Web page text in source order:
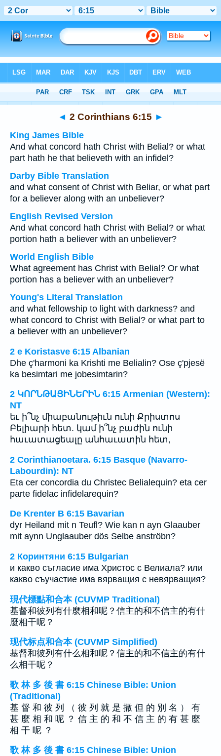
> 2 Corinthians 6:15
◄ 2 Corinthians 6:15 ►
King James Bible
And what concord hath Christ with Belial? or what
part hath he that believeth with an infidel?
Darby Bible Translation
and what consent of Christ with Beliar, or what part
for a believer along with an unbeliever?
English Revised Version
And what concord hath Christ with Belial? or what
portion hath a believer with an unbeliever?
World English Bible
What agreement has Christ with Belial? Or what
portion has a believer with an unbeliever?
Young's Literal Translation
and what fellowship to light with darkness? and
what concord to Christ with Belial? or what part to
a believer with an unbeliever?
2 e Koristasve 6:15 Albanian
Dhe ç'harmoni ka Krishti me Belialin? Ose ç'pjesë
ka besimtari me jobesimtarin?
2 ԿՈՐՆԹԱՑԻՆԵՐԻՆ 6:15 Armenian (Western):
NT
եւ ի՞նչ միաբանութիւն ունի Քրիստոս
Բելիարի հետ. կամ ի՞նչ բաժին ունի
հաւատացեալը անհաւատին հետ,
2 Corinthianoetara. 6:15 Basque (Navarro-
Labourdin): NT
Eta cer concordia du Christec Belialequin? eta cer
parte fidelac infidelarequin?
De Krenter B 6:15 Bavarian
dyr Heiland mit n Teufl? Wie kan n ayn Glaauber
mit aynn Unglaauber dös Selbe anströbn?
2 Коринтяни 6:15 Bulgarian
и какво съгласие има Христос с Велиала? или
какво съучастие има вярващия с невярващия?
現代標點和合本 (CUVMP Traditional)
基督和彼列有什麼相和呢？信主的和不信主的有什
麼相干呢？
现代标点和合本 (CUVMP Simplified)
基督和彼列有什么相和呢？信主的和不信主的有什
么相干呢？
歌 林 多 後 書 6:15 Chinese Bible: Union
(Traditional)
基 督 和 彼 列 （ 彼 列 就 是 撒 但 的 別 名 ） 有
甚 麼 相 和 呢 ？ 信 主 的 和 不 信 主 的 有 甚 麼
相 干 呢 ？
歌 林 多 後 書 6:15 Chinese Bible: Union